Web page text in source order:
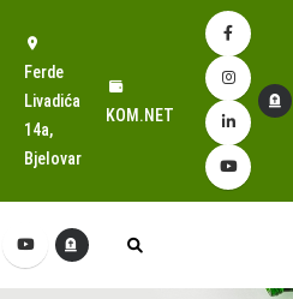
Ferde
Livadića
14a,
Bjelovar
KOM.NET